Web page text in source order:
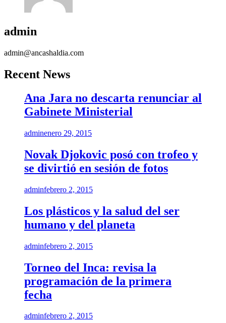
admin
admin@ancashaldia.com
Recent News
Ana Jara no descarta renunciar al
Gabinete Ministerial
adminenero 29, 2015
Novak Djokovic posó con trofeo y
se divirtió en sesión de fotos
adminfebrero 2, 2015
Los plásticos y la salud del ser
humano y del planeta
adminfebrero 2, 2015
Torneo del Inca: revisa la
programación de la primera
fecha
adminfebrero 2, 2015